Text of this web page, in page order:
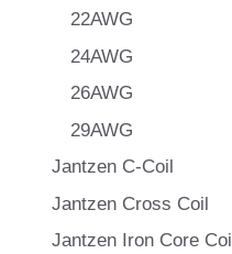
22AWG
24AWG
26AWG
29AWG
Jantzen C-Coil
Jantzen Cross Coil
Jantzen Iron Core Coil